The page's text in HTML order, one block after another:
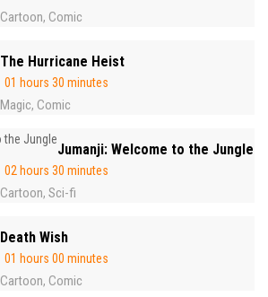
Cartoon, Comic
The Hurricane Heist
01 hours 30 minutes
Magic, Comic
Jumanji: Welcome to the Jungle
02 hours 30 minutes
Cartoon, Sci-fi
Death Wish
01 hours 00 minutes
Cartoon, Comic